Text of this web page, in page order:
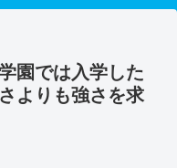
園では入学した
よりも強さを求